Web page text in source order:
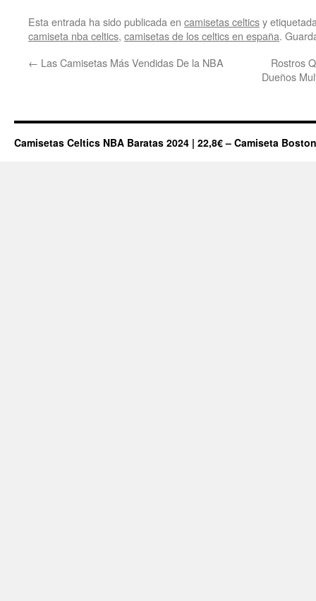
Esta entrada ha sido publicada en camisetas celticsy
camiseta nba celtics, camisetas de los celtics en españa.
← Las Camisetas Más Vendidas De la NBA
Rostros
Dueños
Camisetas Celtics NBA Baratas 2024 | 22,8€ – Camiseta